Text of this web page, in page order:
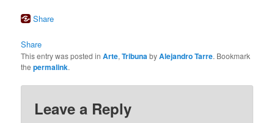
Share
Share
This entry was posted inArte,TribunabyAlejandro Tarre. Bookmark
thepermalink.
Leave a Reply